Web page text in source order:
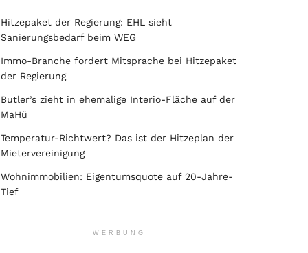
Hitzepaket der Regierung: EHL sieht
Sanierungsbedarf beim WEG
Immo-Branche fordert Mitsprache bei Hitzepaket
der Regierung
Butler’s zieht in ehemalige Interio-Fläche auf der
MaHü
Temperatur-Richtwert? Das ist der Hitzeplan der
Mietervereinigung
Wohnimmobilien: Eigentumsquote auf 20-Jahre-
Tief
WERBUNG